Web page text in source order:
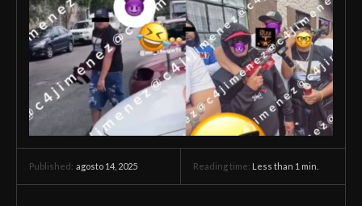
Published: agosto 14, 2025 Reading time: Less than 1 min.